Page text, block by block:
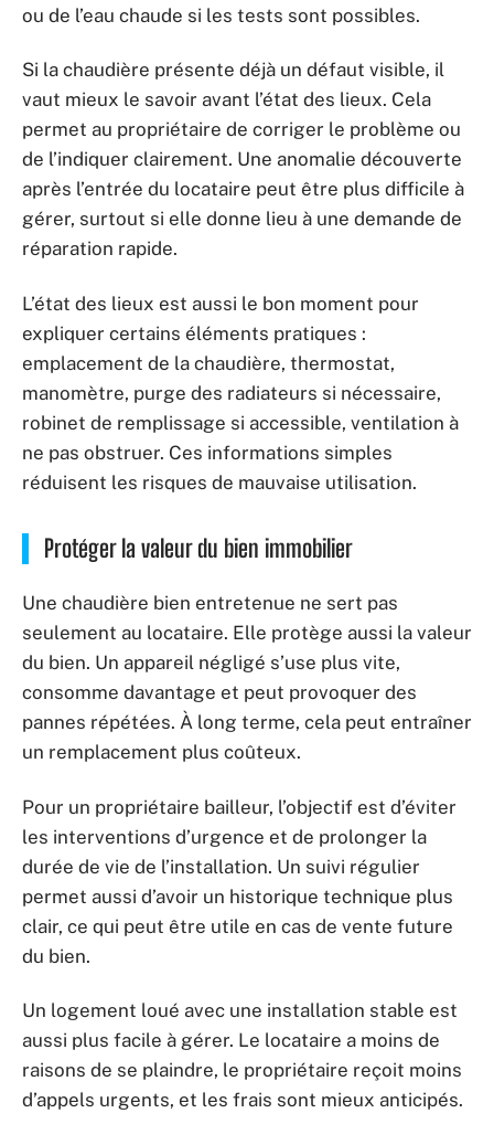
ou de l’eau chaude si les tests sont possibles.
Si la chaudière présente déjà un défaut visible, il
vaut mieux le savoir avant l’état des lieux. Cela
permet au propriétaire de corriger le problème ou
de l’indiquer clairement. Une anomalie découverte
après l’entrée du locataire peut être plus difficile à
gérer, surtout si elle donne lieu à une demande de
réparation rapide.
L’état des lieux est aussi le bon moment pour
expliquer certains éléments pratiques :
emplacement de la chaudière, thermostat,
manomètre, purge des radiateurs si nécessaire,
robinet de remplissage si accessible, ventilation à
ne pas obstruer. Ces informations simples
réduisent les risques de mauvaise utilisation.
Protéger la valeur du bien immobilier
Une chaudière bien entretenue ne sert pas
seulement au locataire. Elle protège aussi la valeur
du bien. Un appareil négligé s’use plus vite,
consomme davantage et peut provoquer des
pannes répétées. À long terme, cela peut entraîner
un remplacement plus coûteux.
Pour un propriétaire bailleur, l’objectif est d’éviter
les interventions d’urgence et de prolonger la
durée de vie de l’installation. Un suivi régulier
permet aussi d’avoir un historique technique plus
clair, ce qui peut être utile en cas de vente future
du bien.
Un logement loué avec une installation stable est
aussi plus facile à gérer. Le locataire a moins de
raisons de se plaindre, le propriétaire reçoit moins
d’appels urgents, et les frais sont mieux anticipés.